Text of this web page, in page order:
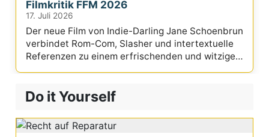
Filmkritik FFM 2026
17. Juli 2026
Der neue Film von Indie-Darling Jane Schoenbrun
verbindet Rom-Com, Slasher und intertextuelle
Referenzen zu einem erfrischenden und witzigen
Do it Yourself